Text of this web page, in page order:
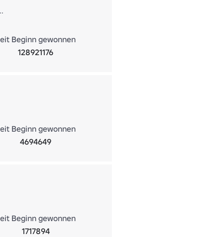
Beginn gewonnen
128921176
Beginn gewonnen
4694649
Beginn gewonnen
1717894